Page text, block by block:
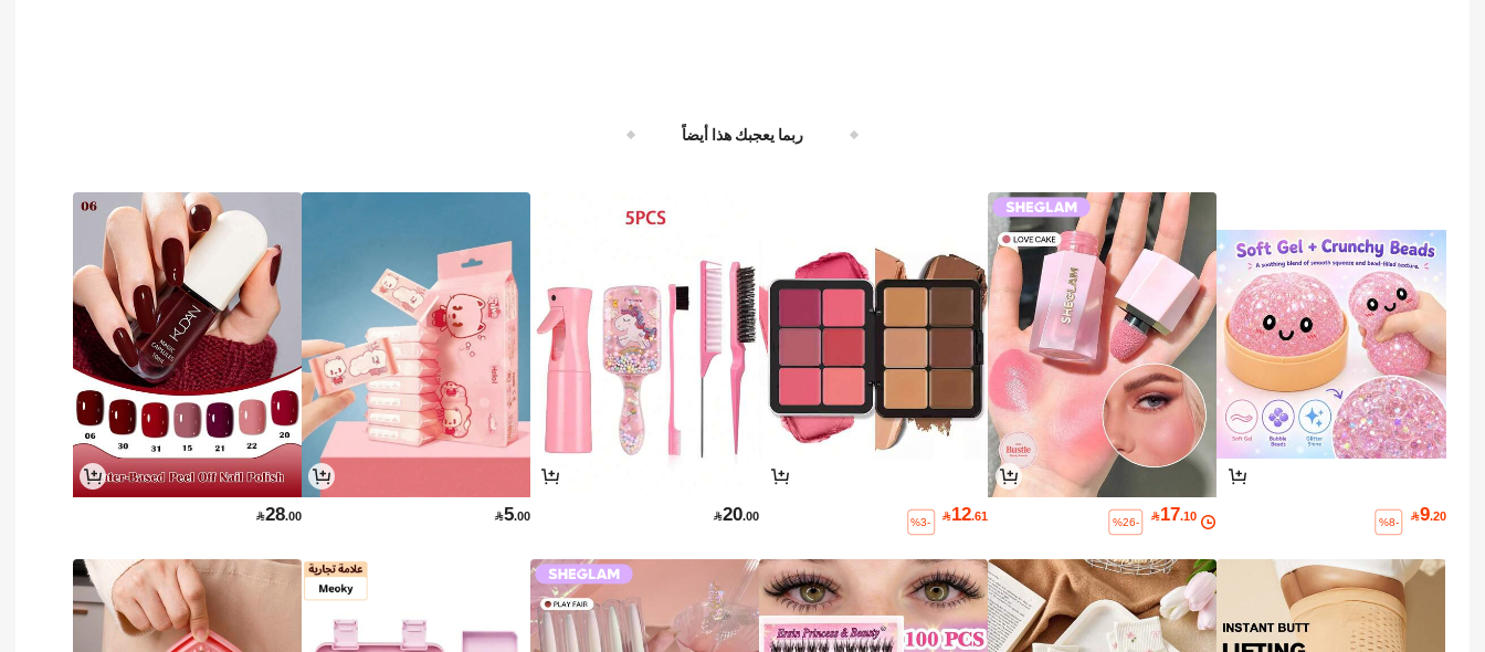
ربما يعجبك هذا أيضاً
9.20
%8-
17.10
%26-
12.61
%3-
20.00
5.00
28.00